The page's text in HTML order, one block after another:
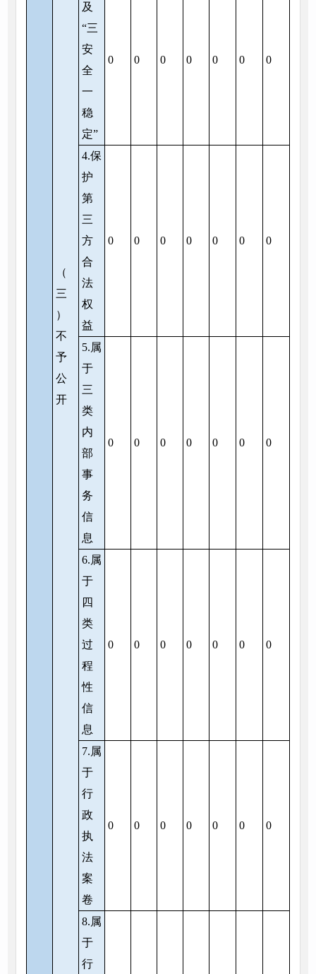
（
三
）
不
予
公
开
及
“三
安
全
一
稳
定”
0 0 0 0 0 0 0
4.保
护
第
三
方
合
法
权
益
0 0 0 0 0 0 0
5.属
于
三
类
内
部
事
务
信
息
0 0 0 0 0 0 0
6.属
于
四
类
过
程
性
信
息
0 0 0 0 0 0 0
7.属
于
行
政
执
法
案
卷
0 0 0 0 0 0 0
8.属
于
行